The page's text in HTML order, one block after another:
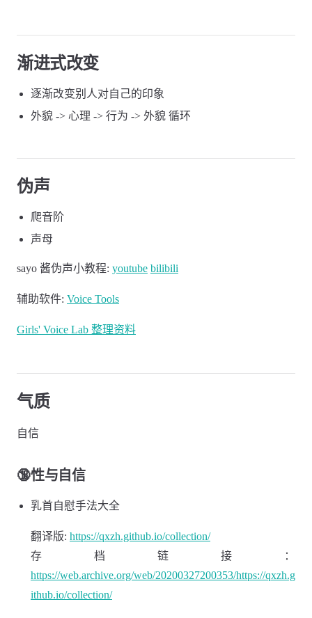
渐进式改变
逐渐改变别人对自己的印象
外貌 -> 心理 -> 行为 -> 外貌 循环
伪声
爬音阶
声母
sayo 酱伪声小教程: youtube bilibili
辅助软件: Voice Tools
Girls' Voice Lab 整理资料
气质
自信
🔞性与自信
乳首自慰手法大全
翻译版: https://qxzh.github.io/collection/
存档链接：
https://web.archive.org/web/20200327200353/https://qxzh.g
ithub.io/collection/